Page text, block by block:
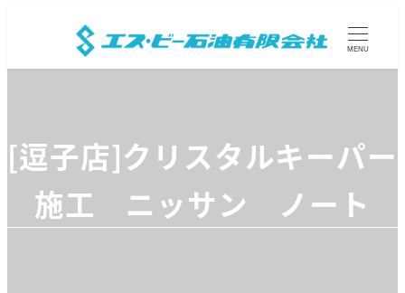
MENU
[逗子店]クリスタルキーパー
施工 ニッサン ノート